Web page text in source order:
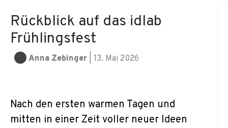
Rückblick auf das idlab
Frühlingsfest
Anna Zebinger 13. Mai 2026
Nach den ersten warmen Tagen und
mitten in einer Zeit voller neuer Ideen